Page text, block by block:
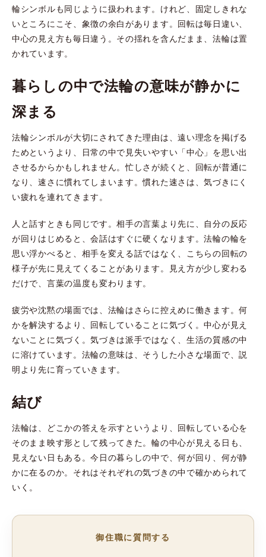
輪シンボルも同じように扱われます。けれど、固定しきれな
いところにこそ、象徴の余白があります。回転は毎日違い、
中心の見え方も毎日違う。その揺れを含んだまま、法輪は置
かれています。
暮らしの中で法輪の意味が静かに
深まる
法輪シンボルが大切にされてきた理由は、遠い理念を掲げる
ためというより、日常の中で見失いやすい「中心」を思い出
させるからかもしれません。忙しさが続くと、回転が普通に
なり、速さに慣れてしまいます。慣れた速さは、気づきにく
い疲れを連れてきます。
人と話すときも同じです。相手の言葉より先に、自分の反応
が回りはじめると、会話はすぐに硬くなります。法輪の輪を
思い浮かべると、相手を変える話ではなく、こちらの回転の
様子が先に見えてくることがあります。見え方が少し変わる
だけで、言葉の温度も変わります。
疲労や沈黙の場面では、法輪はさらに控えめに働きます。何
かを解決するより、回転していることに気づく。中心が見え
ないことに気づく。気づきは派手ではなく、生活の質感の中
に溶けています。法輪の意味は、そうした小さな場面で、説
明より先に育っていきます。
結び
法輪は、どこかの答えを示すというより、回転している心を
そのまま映す形として残ってきた。輪の中心が見える日も、
見えない日もある。今日の暮らしの中で、何が回り、何が静
かに在るのか。それはそれぞれの気づきの中で確かめられて
いく。
御住職に質問する